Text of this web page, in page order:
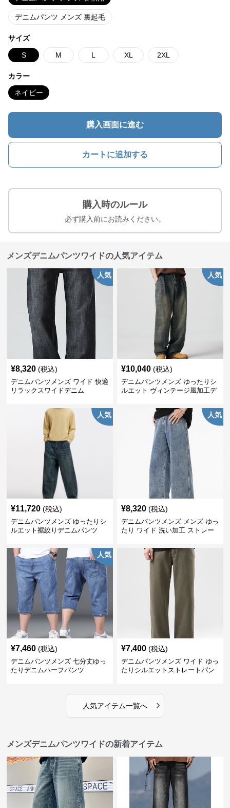
デニムパンツ メンズ 裏起毛
サイズ
S M L XL 2XL
カラー
ネイビー
購入画面に進む
カートに追加する
購入時のルール
必ず購入前にお読みください。
メンズデニムパンツワイドの人気アイテム
人気
¥8,320 (税込)
デニムパンツメンズ ワイド 快適
リラックスワイドデニム
人気
¥10,040 (税込)
デニムパンツメンズ ゆったりシ
ルエット ヴィンテージ風加工デ
人気
¥11,720 (税込)
デニムパンツメンズ ゆったりシ
ルエット裾絞りデニムパンツ
人気
¥8,320 (税込)
デニムパンツメンズ メンズ ゆっ
たり ワイド 洗い加工 ストレー
人気
¥7,460 (税込)
デニムパンツメンズ 七分丈ゆっ
たりデニムハーフパンツ
¥7,400 (税込)
デニムパンツメンズ ワイド ゆっ
たりシルエットストレートパン
人気アイテム一覧へ ›
メンズデニムパンツワイドの新着アイテム